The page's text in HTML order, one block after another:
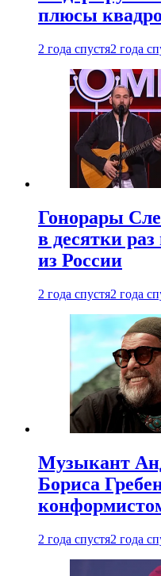
плюсы
2 года спустя2 года
Гонорары
в десятки раз
из России
2 года спустя2 года
Музыкант
Бориса
2 года спустя2 года